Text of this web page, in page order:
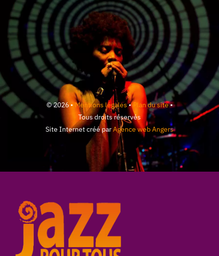
© 2026 •Mentions légales•Plan du site•
Tous droits réservés
Site Internet créé parAgence web Angers